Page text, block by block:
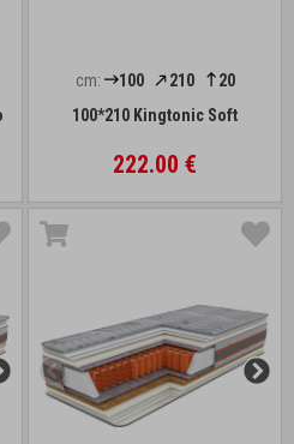
cm: 100 210
20
100*210 Kingtonic Soft
222.00 €